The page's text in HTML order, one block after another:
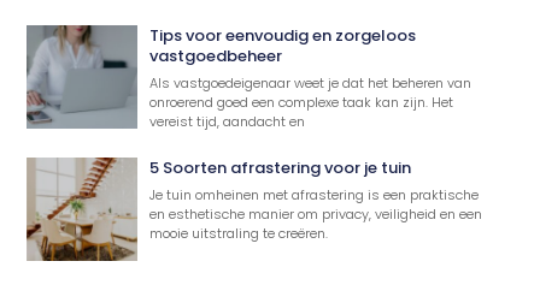
Tips voor eenvoudig en zorgeloos
vastgoedbeheer
Als vastgoedeigenaar weet je dat het beheren van
onroerend goed een complexe taak kan zijn. Het
vereist tijd, aandacht en
5 Soorten afrastering voor je tuin
Je tuin omheinen met afrastering is een praktische
en esthetische manier om privacy, veiligheid en een
mooie uitstraling te creëren.